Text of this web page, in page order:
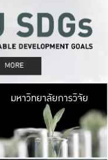
มหาวิ
มีพื้นที่เขียวสดใส
เป็นป่าในเมือง เกษต
มหาวิทยาลัยการวิจัย